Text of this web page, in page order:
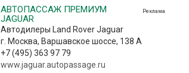
Реклама
АВТОПАССАЖ ПРЕМИУМ
JAGUAR
Автодилеры Land Rover Jaguar
г. Москва, Варшавское шоссе, 138 А
+7 (495) 363 97 79
www.jaguar.autopassage.ru